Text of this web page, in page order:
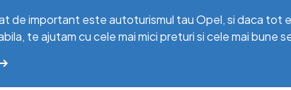
de important este autoturismul tau Opel, si daca tot
te ajutam cu cele mai mici preturi si cele mai bune